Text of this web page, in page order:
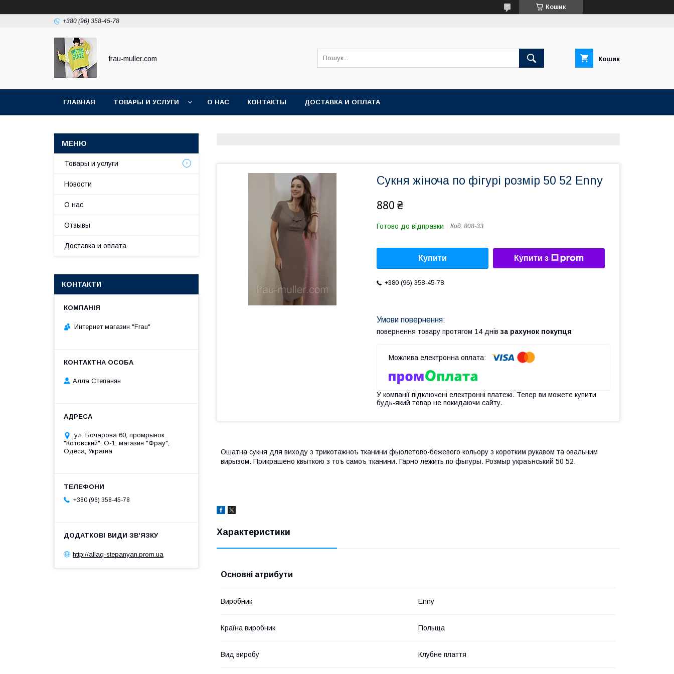
Кошик
+380 (96) 358-45-78
frau-muller.com Кошик
ГЛАВНАЯ ТОВАРЫ И УСЛУГИ О НАС КОНТАКТЫ ДОСТАВКА И ОПЛАТА
Сукня жіноча по фігурі розмір 50 52 Enny
880 ₴
Готово до відправки Код: 808-33
Купити Купити з
+380 (96) 358-45-78
повернення товару протягом 14 днів за рахунок покупця
У компанії підключені електронні платежі. Тепер ви можете купити
будь-який товар не покидаючи сайту.
Ошатна сукня для виходу з трикотажноъ тканини фыолетово-бежевого кольору з коротким рукавом та овальним
вирызом. Прикрашено квыткою з тоъ самоъ тканини. Гарно лежить по фыгуры. Розмыр украънський 50 52.
Характеристики
Основні атрибути
Виробник Enny
Країна виробник Польща
Вид виробу Клубне плаття
Товары и услуги
Новости
О нас
Отзывы
Доставка и оплата
КОНТАКТИ
Интернет магазин "Frau"
Алла Степанян
ул. Бочарова 60, промрынок
"Котовский", О-1, магазин "Фрау",
Одеса, Україна
+380 (96) 358-45-78
http://allaq-stepanyan.prom.ua